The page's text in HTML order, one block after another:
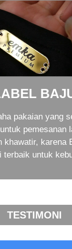
pakaian yang
pemesanan
khawatir, karena
terbaik untuk
TESTIMONI